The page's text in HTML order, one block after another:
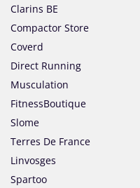
Clarins BE
Compactor Store
Coverd
Direct Running
Musculation
FitnessBoutique
Slome
Terres De France
Linvosges
Spartoo